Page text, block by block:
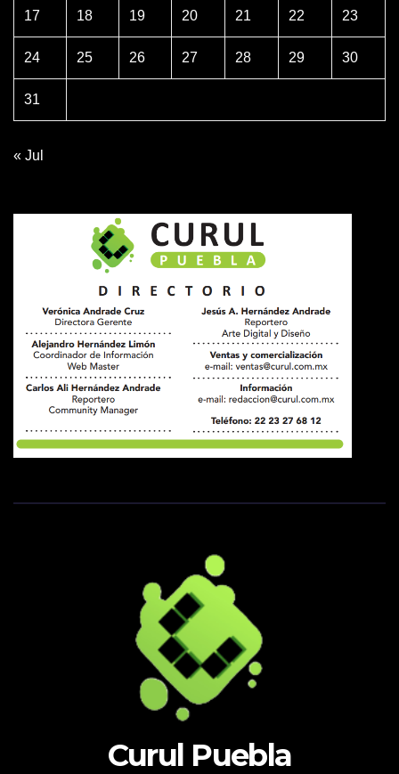
17 18 19 20 21 22 23
24 25 26 27 28 29 30
31
« Jul
Curul Puebla